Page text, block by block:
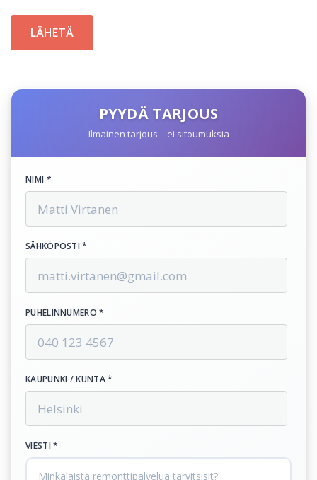
PYYDÄ TARJOUS
Ilmainen tarjous – ei sitoumuksia
NIMI *
SÄHKÖPOSTI *
PUHELINNUMERO *
KAUPUNKI / KUNTA *
VIESTI *